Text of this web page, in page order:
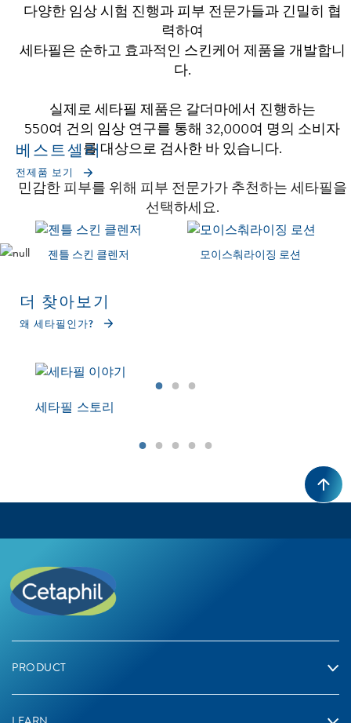
다양한 임상 시험 진행과 피부 전문가들과 긴밀히 협
력하여
세타필은 순하고 효과적인 스킨케어 제품을 개발합니
다.
실제로 세타필 제품은 갈더마에서 진행하는
550여 건의 임상 연구를 통해 32,000여 명의 소비자
를 대상으로 검사한 바 있습니다.
민감한 피부를 위해 피부 전문가가 추천하는 세타필을
선택하세요.
베스트셀러
전제품 보기
젠틀 스킨 클렌저 모이스춰라이징 로션
더 찾아보기
왜 세타필인가?
세타필 스토리
PRODUCT